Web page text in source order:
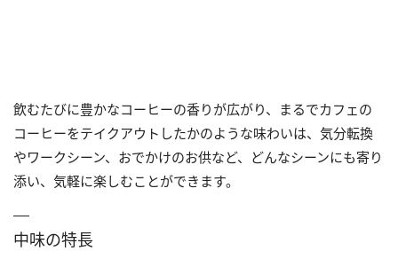
飲むたびに豊かなコーヒーの香りが広がり、まるでカフェの
コーヒーをテイクアウトしたかのような味わいは、気分転換
やワークシーン、おでかけのお供など、どんなシーンにも寄り
添い、気軽に楽しむことができます。
中味の特長